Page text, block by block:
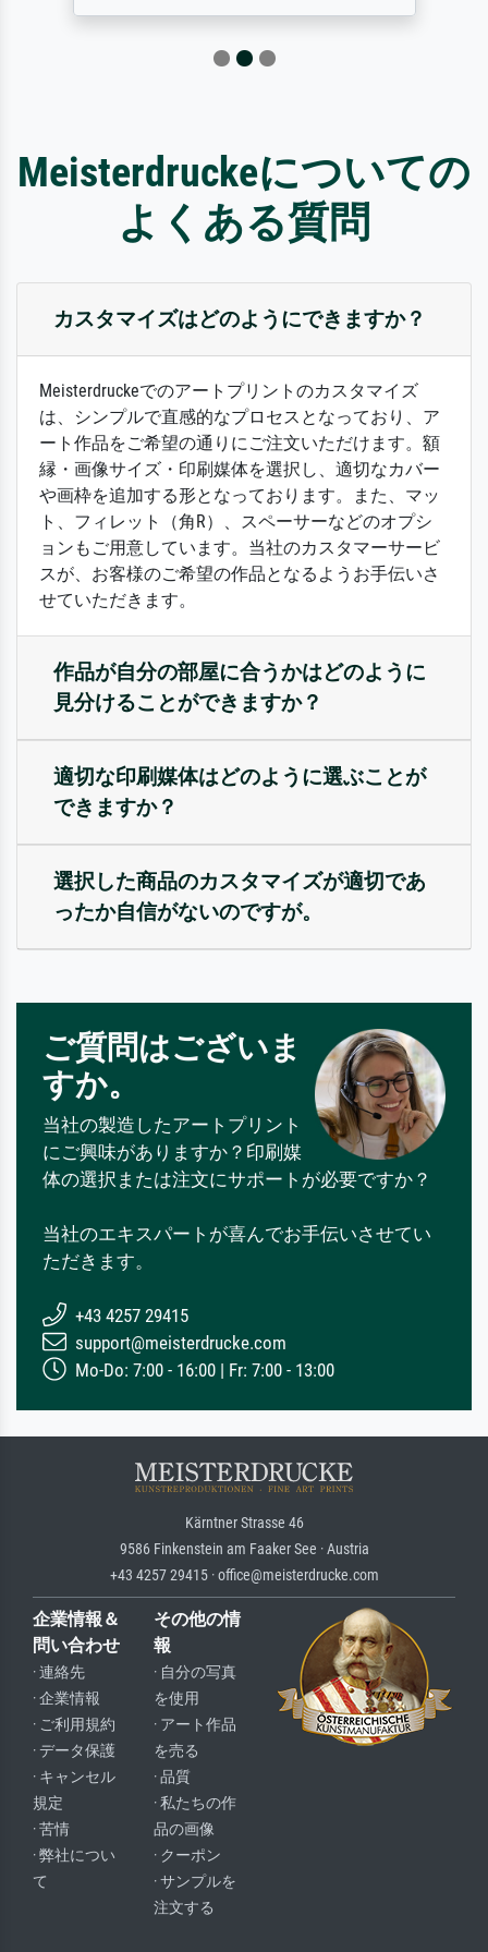
Meisterdruckeについての
よくある質問
カスタマイズはどのようにできますか？
Meisterdruckeでのアートプリントのカスタマイズ
は、シンプルで直感的なプロセスとなっており、ア
ート作品をご希望の通りにご注文いただけます。額
縁・画像サイズ・印刷媒体を選択し、適切なカバー
や画枠を追加する形となっております。また、マッ
ト、フィレット（角R）、スペーサーなどのオプシ
ョンもご用意しています。当社のカスタマーサービ
スが、お客様のご希望の作品となるようお手伝いさ
せていただきます。
作品が自分の部屋に合うかはどのように
見分けることができますか？
適切な印刷媒体はどのように選ぶことが
できますか？
選択した商品のカスタマイズが適切であ
ったか自信がないのですが。
ご質問はございま
すか。
当社の製造したアートプリント
にご興味がありますか？印刷媒
体の選択または注文にサポートが必要ですか？
当社のエキスパートが喜んでお手伝いさせてい
ただきます。
+43 4257 29415
support@meisterdrucke.com
Mo-Do: 7:00 - 16:00 | Fr: 7:00 - 13:00
Kärntner Strasse 46
9586 Finkenstein am Faaker See · Austria
+43 4257 29415 · office@meisterdrucke.com
企業情報＆
問い合わせ
· 連絡先
· 企業情報
· ご利用規約
· データ保護
· キャンセル
規定
· 苦情
· 弊社につい
て
その他の情
報
· 自分の写真
を使用
· アート作品
を売る
· 品質
· 私たちの作
品の画像
· クーポン
· サンプルを
注文する